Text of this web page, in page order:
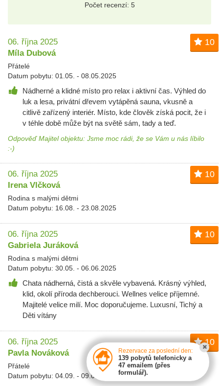
Počet recenzí: 5
06. října 2025
Míla Dubová
Přátelé
Datum pobytu: 01.05. - 08.05.2025
10
Nádherné a klidné místo pro relax i aktivní čas. Výhled do
luk a lesa, privátní dřevem vytápěná sauna, vkusně a
citlivě zařízený interiér. Místo, kde člověk získá pocit, že i
v téhle době může být na světě sám, tady a teď.
Odpověď Majitel objektu: Jsme moc rádi, že se Vám u nás líbilo
:-)
06. října 2025
Irena Vlčková
Rodina s malými dětmi
Datum pobytu: 16.08. - 23.08.2025
10
06. října 2025
Gabriela Juráková
Rodina s malými dětmi
Datum pobytu: 30.05. - 06.06.2025
10
Chata nádherná, čistá a skvěle vybavená. Krásný výhled,
klid, okolí příroda dechberouci. Wellnes velice příjemné.
Majitelé velice milí. Moc doporučujeme. Luxusní, Tichý a
Děti vítány
06. října 2025
Pavla Nováková
Přátelé
Datum pobytu: 04.09. - 09.09.2025
10
Rezervace za poslední den:
139 pobytů telefonicky a
47 emailem (přes
formulář).